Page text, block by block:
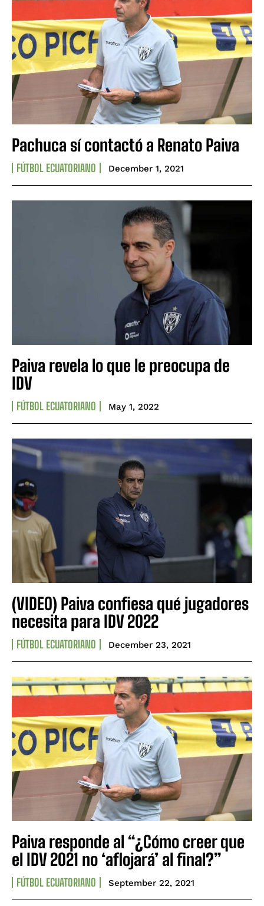
Pachuca sí contactó a Renato Paiva
FÚTBOL ECUATORIANO December 1, 2021
Paiva revela lo que le preocupa de
IDV
FÚTBOL ECUATORIANO May 1, 2022
(VIDEO) Paiva confiesa qué jugadores
necesita para IDV 2022
FÚTBOL ECUATORIANO December 23, 2021
Paiva responde al “¿Cómo creer que
el IDV 2021 no ‘aflojará’ al final?”
FÚTBOL ECUATORIANO September 22, 2021